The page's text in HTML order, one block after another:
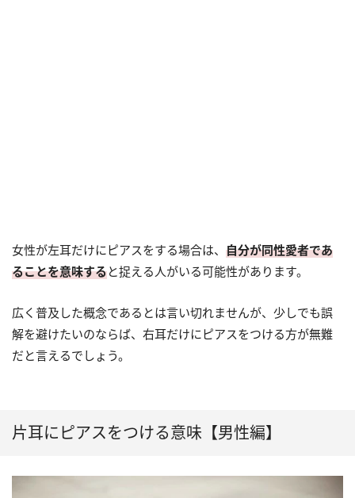
女性が左耳だけにピアスをする場合は、 自分が同性愛者であ
ることを意味すると捉える人がいる可能性があります。
広く普及した概念であるとは言い切れませんが、少しでも誤
解を避けたいのならば、右耳だけにピアスをつける方が無難
だと言えるでしょう。
片耳にピアスをつける意味【男性編】